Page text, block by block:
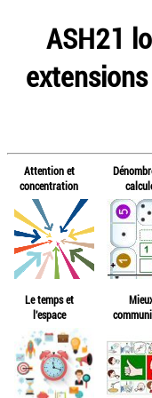
ASH21
Attention et
concentration
Le temps et
l'espace